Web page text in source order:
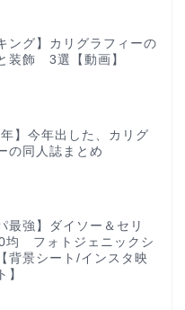
ング】カリグラフィーの
装飾 3選【動画】
年】今年出した、カリグ
の同人誌まとめ
最強】ダイソー＆セリ
フォトジェニックシ
景シート/インスタ映
】